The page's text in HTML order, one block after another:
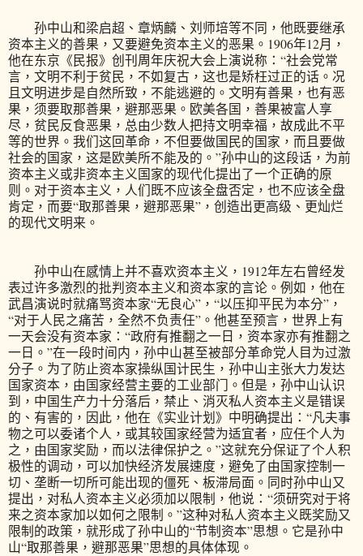
孙中山和梁启超、章炳麟、刘师培等不同，他既要继承
资本主义的善果，又要避免资本主义的恶果。1906年12月，
他在东京《民报》创刊周年庆祝大会上演说称：“社会党常
言，文明不利于贫民，不如复古，这也是矫枉过正的话。况
且文明进步是自然所致，不能逃避的。文明有善果，也有恶
果，须要取那善果，避那恶果。欧美各国，善果被富人享
尽，贫民反食恶果，总由少数人把持文明幸福，故成此不平
等的世界。我们这回革命，不但要做国民的国家，而且要做
社会的国家，这是欧美所不能及的。”孙中山的这段话，为前
资本主义或非资本主义国家的现代化提出了一个正确的原
则。对于资本主义，人们既不应该全盘否定，也不应该全盘
肯定，而要“取那善果，避那恶果”，创造出更高级、更灿烂
的现代文明来。
孙中山在感情上并不喜欢资本主义，1912年左右曾经发
表过许多激烈的批判资本主义和资本家的言论。例如，他在
武昌演说时就痛骂资本家“无良心”，“以压抑平民为本分”，
“对于人民之痛苦，全然不负责任”。他甚至预言，世界上有
一天会没有资本家：“政府有推翻之一日，资本家亦有推翻之
一日。”在一段时间内，孙中山甚至被部分革命党人目为过激
分子。为了防止资本家操纵国计民生，孙中山主张大力发达
国家资本，由国家经营主要的工业部门。但是，孙中山认识
到，中国生产力十分落后，禁止、消灭私人资本主义是错误
的、有害的，因此，他在《实业计划》中明确提出：“凡夫事
物之可以委诸个人，或其较国家经营为适宜者，应任个人为
之，由国家奖励，而以法律保护之。”这就充分保证了个人积
极性的调动，可以加快经济发展速度，避免了由国家控制一
切、垄断一切所可能出现的僵死、板滞局面。同时孙中山又
提出，对私人资本主义必须加以限制，他说：“须研究对于将
来之资本家加以如何之限制。”这种对私人资本主义既奖励又
限制的政策，就形成了孙中山的“节制资本”思想。它是孙中
山“取那善果，避那恶果”思想的具体体现。